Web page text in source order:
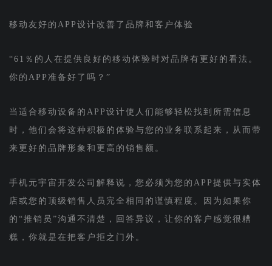
移动友好的APP设计改善了品牌和客户体验
“61％的人在提供良好的移动体验时对品牌有更好的看法。
你的APP准备好了吗？”
当适合移动设备的APP设计使人们能够轻松找到所需信息
时，他们会将这种积极的体验与您的业务联系起来，从而带
来更好的品牌形象和更高的销售额。
手机元宇宙开发公司解释说，您必须为您的APP提供与实体
店或您的顶级销售人员完全相同的谨慎程度。因为如果你
的“推销员”沟通不清楚，回答异议，让你的客户感觉很糟
糕，你就是在把客户拒之门外。